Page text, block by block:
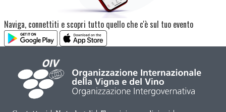
Naviga, connettiti e scopri tutto quello che c'è sul tuo evento